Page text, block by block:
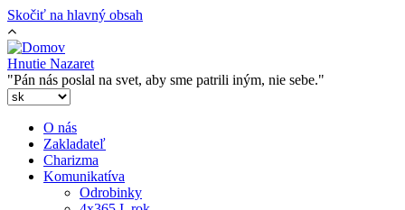
Skočiť na hlavný obsah
Hnutie Nazaret
"Pán nás poslal na svet, aby sme patrili iným, nie sebe."
O nás
Zakladateľ
Charizma
Komunikatíva
Odrobinky